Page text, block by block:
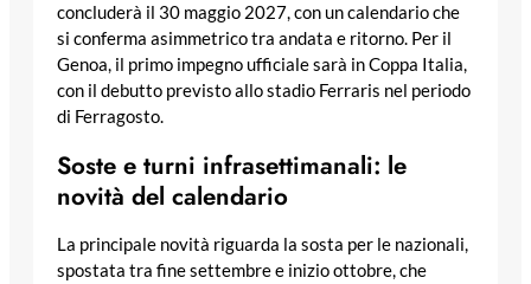
concluderà il 30 maggio 2027, con un calendario che
si conferma asimmetrico tra andata e ritorno. Per il
Genoa, il primo impegno ufficiale sarà in Coppa Italia,
con il debutto previsto allo stadio Ferraris nel periodo
di Ferragosto.
Soste e turni infrasettimanali: le
novità del calendario
La principale novità riguarda la sosta per le nazionali,
spostata tra fine settembre e inizio ottobre, che